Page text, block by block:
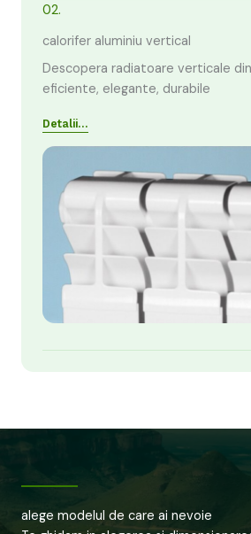
02.
calorifer aluminiu vertical
Descopera radiatoare verticale
eficiente, elegante, durabile
Detalii…
alege modelul de care ai nevoie